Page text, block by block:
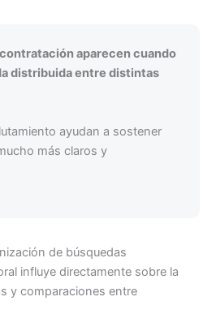
aparecen cuando
distribuida entre distintas
ayudan a sostener
más claros y
de búsquedas
influye directamente sobre la
y comparaciones entre